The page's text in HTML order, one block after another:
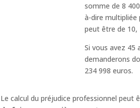
somme de 8
à-dire multipliée
peut être de 10,
Si vous avez 45
demanderons
234 998 euros.
Le calcul du préjudice professionnel peut